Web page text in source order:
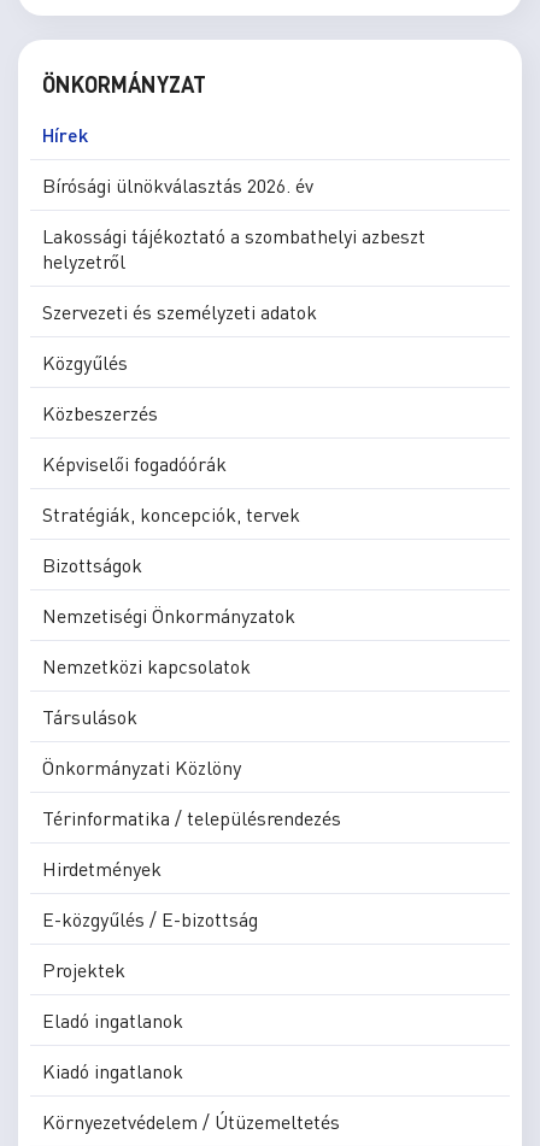
ÖNKORMÁNYZAT
Hírek
Bírósági ülnökválasztás 2026. év
Lakossági tájékoztató a szombathelyi azbeszt
helyzetről
Szervezeti és személyzeti adatok
Közgyűlés
Közbeszerzés
Képviselői fogadóórák
Stratégiák, koncepciók, tervek
Bizottságok
Nemzetiségi Önkormányzatok
Nemzetközi kapcsolatok
Társulások
Önkormányzati Közlöny
Térinformatika / településrendezés
Hirdetmények
E-közgyűlés / E-bizottság
Projektek
Eladó ingatlanok
Kiadó ingatlanok
Környezetvédelem / Útüzemeltetés